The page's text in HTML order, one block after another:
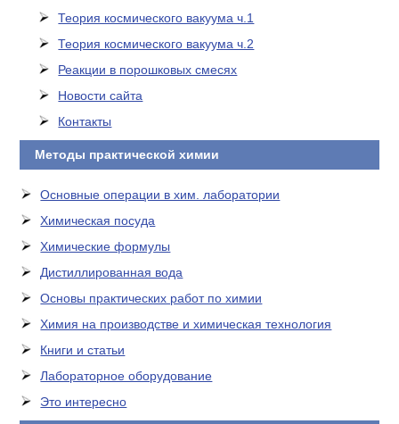
Теория космического вакуума ч.1
Теория космического вакуума ч.2
Реакции в порошковых смесях
Новости сайта
Контакты
Методы практической химии
Основные операции в хим. лаборатории
Химическая посуда
Химические формулы
Дистиллированная вода
Основы практических работ по химии
Химия на производстве и химическая технология
Книги и статьи
Лабораторное оборудование
Это интересно